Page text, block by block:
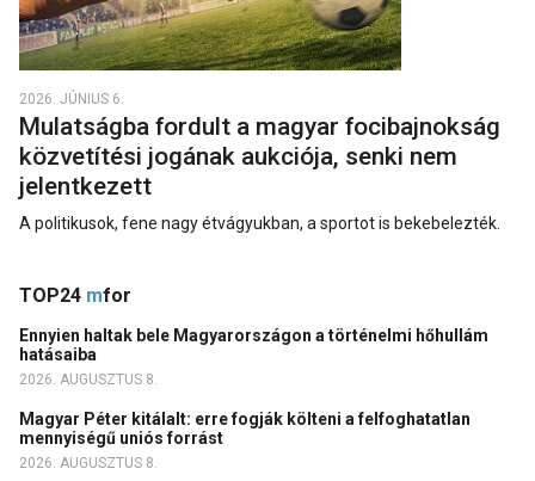
2026. JÚNIUS 6.
Mulatságba fordult a magyar focibajnokság
közvetítési jogának aukciója, senki nem
jelentkezett
A politikusok, fene nagy étvágyukban, a sportot is bekebelezték.
TOP24 mfor
Ennyien haltak bele Magyarországon a történelmi hőhullám
hatásaiba
2026. AUGUSZTUS 8.
Magyar Péter kitálalt: erre fogják költeni a felfoghatatlan
mennyiségű uniós forrást
2026. AUGUSZTUS 8.